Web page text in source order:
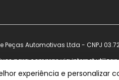
Peças Automotivas Ltda - CNPJ
para compras via internet
para obter o preço final antes de
experiência e personalizar